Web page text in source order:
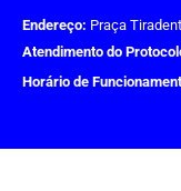
Endereço: Praça
Atendimento do
Horário de